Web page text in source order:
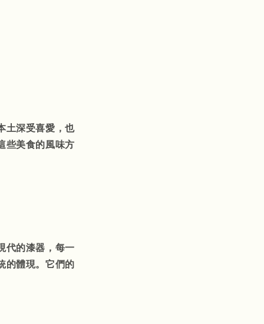
土深受喜愛，也
些美食的風味方
代的漆器，每一
的體現。它們的